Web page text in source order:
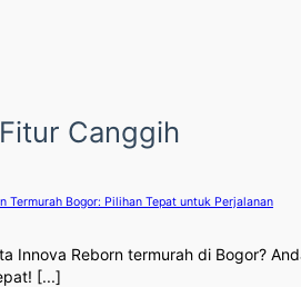
Fitur Canggih
Termurah Bogor: Pilihan Tepat untuk Perjalanan
Innova Reborn termurah di Bogor?
[...]